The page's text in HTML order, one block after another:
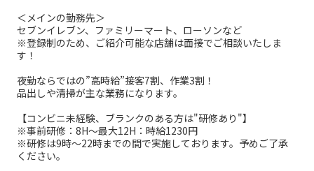
＜メインの勤務先＞
セブンイレブン、ファミリーマート、ローソンなど
※登録制のため、ご紹介可能な店舗は面接でご相談いたしま
す！
夜勤ならではの”高時給”接客7割、作業3割！
品出しや清掃が主な業務になります。
【コンビニ未経験、ブランクのある方は"研修あり"】
※事前研修：8H～最大12H：時給1230円
※研修は9時～22時までの間で実施しております。予めご了承
ください。